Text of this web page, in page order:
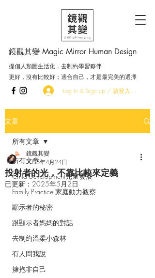
鏡觀其變 Magic Mirror Human Design
提倡人類圖生活化．去制約學習夥伴
更好，沒有比較好；適合自己，才是最完美的選擇
Log In & Sign up / 請登入．加入會員
文章
所有文章
Child Development兒童發展
Family Practice 家庭動力觀察
顯示者的秘密
跟顯示者媽媽的對話
去制約溫柔小森林
有人問我說
擁抱非自己
所有文章
投射者的光，不靠比較來定義
鏡觀其變
2025年4月24日
已更新： 2025年5月2日